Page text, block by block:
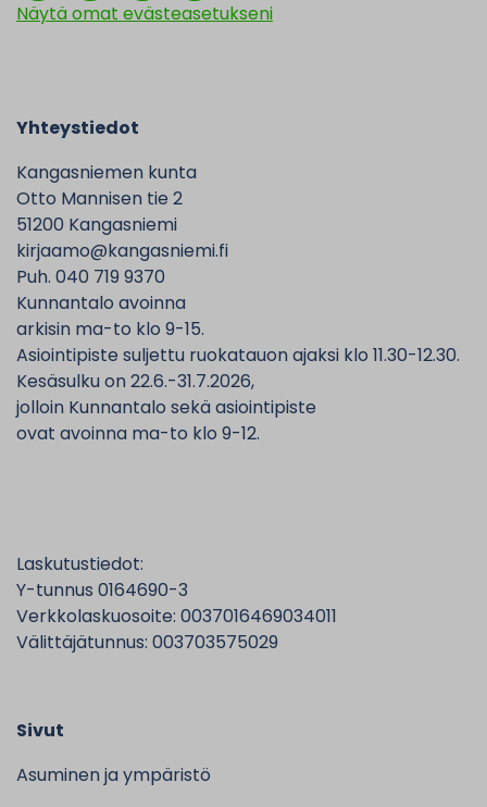
Näytä omat evästeasetukseni
Yhteystiedot
Kangasniemen kunta
Otto Mannisen tie 2
51200 Kangasniemi
kirjaamo@kangasniemi.fi
Puh. 040 719 9370
Kunnantalo avoinna
arkisin ma-to klo 9-15.
Asiointipiste suljettu ruokatauon ajaksi klo 11.30-12.30.
Kesäsulku on 22.6.-31.7.2026,
jolloin Kunnantalo sekä asiointipiste
ovat avoinna ma-to klo 9-12.
Laskutustiedot:
Y-tunnus 0164690-3
Verkkolaskuosoite: 0037016469034011
Välittäjätunnus: 003703575029
Sivut
Asuminen ja ympäristö